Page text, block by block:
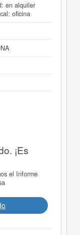
en alquiler
oficina
¡Es
el Informe